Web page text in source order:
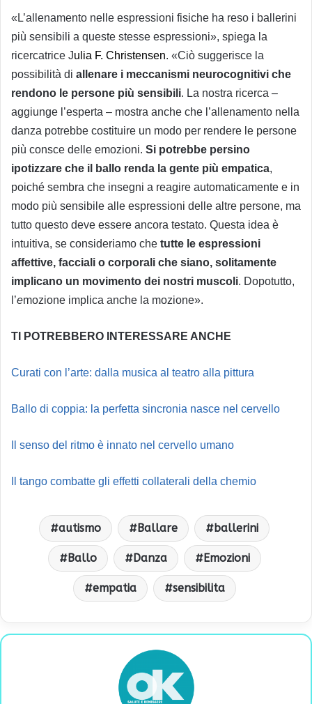
«L’allenamento nelle espressioni fisiche ha reso i ballerini
più sensibili a queste stesse espressioni», spiega la
ricercatrice Julia F. Christensen. «Ciò suggerisce la
possibilità di allenare i meccanismi neurocognitivi che
rendono le persone più sensibili. La nostra ricerca –
aggiunge l’esperta – mostra anche che l’allenamento nella
danza potrebbe costituire un modo per rendere le persone
più consce delle emozioni. Si potrebbe persino
ipotizzare che il ballo renda la gente più empatica,
poiché sembra che insegni a reagire automaticamente e in
modo più sensibile alle espressioni delle altre persone, ma
tutto questo deve essere ancora testato. Questa idea è
intuitiva, se consideriamo che tutte le espressioni
affettive, facciali o corporali che siano, solitamente
implicano un movimento dei nostri muscoli. Dopotutto,
l’emozione implica anche la mozione».
TI POTREBBERO INTERESSARE ANCHE
Curati con l’arte: dalla musica al teatro alla pittura
Ballo di coppia: la perfetta sincronia nasce nel cervello
Il senso del ritmo è innato nel cervello umano
Il tango combatte gli effetti collaterali della chemio
autismo Ballare ballerini
Ballo Danza Emozioni
empatia sensibilita